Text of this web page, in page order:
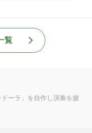
覧
ーラ」を自作し演奏を披